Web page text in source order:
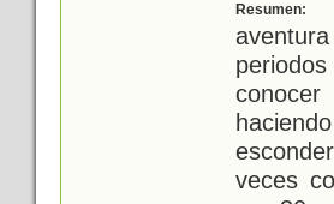
Resumen:
veces